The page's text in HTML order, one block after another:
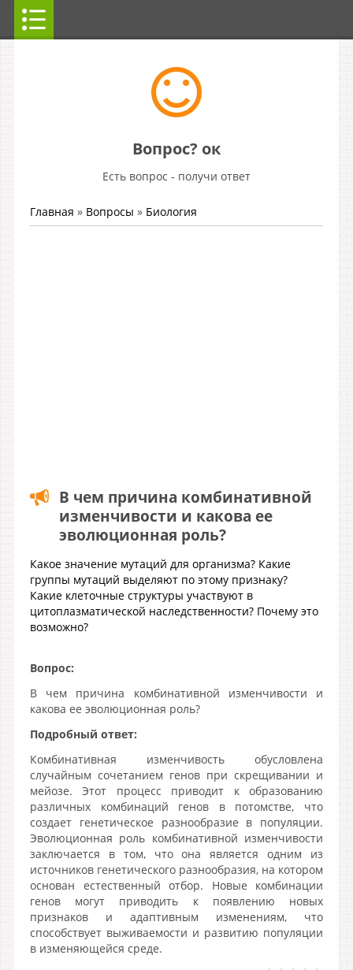
Вопрос? ок
Есть вопрос - получи ответ
Главная » Вопросы » Биология
В чем причина комбинативной
изменчивости и какова ее
эволюционная роль?
Какое значение мутаций для организма? Какие
группы мутаций выделяют по этому признаку?
Какие клеточные структуры участвуют в
цитоплазматической наследственности? Почему это
возможно?
Вопрос:
В чем причина комбинативной изменчивости и
какова ее эволюционная роль?
Подробный ответ:
Комбинативная изменчивость обусловлена
случайным сочетанием генов при скрещивании и
мейозе. Этот процесс приводит к образованию
различных комбинаций генов в потомстве, что
создает генетическое разнообразие в популяции.
Эволюционная роль комбинативной изменчивости
заключается в том, что она является одним из
источников генетического разнообразия, на котором
основан естественный отбор. Новые комбинации
генов могут приводить к появлению новых
признаков и адаптивным изменениям, что
способствует выживаемости и развитию популяции
в изменяющейся среде.